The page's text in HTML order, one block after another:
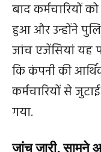
बाद कर्मचारियों
हुआ और उन्होंने
जांच एजेंसियां यह
कि कंपनी की
कर्मचारियों से
गया.
जांच जारी,